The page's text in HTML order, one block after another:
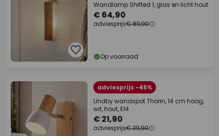
Wandlamp Shifted 1, glas en licht hout
€ 64,90
adviesprijs€ 89,90
Op voorraad
adviesprijs -45%
Lindby wandspot Thorin, 14 cm hoog,
wit, hout, E14
€ 21,90
adviesprijs€ 39,90